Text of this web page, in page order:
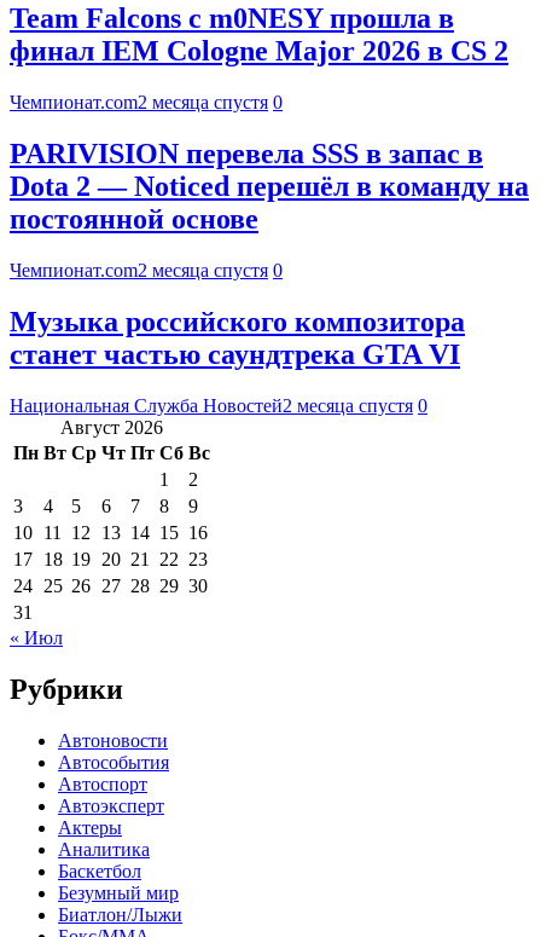
Team Falcons с m0NESY прошла в
финал IEM Cologne Major 2026 в CS 2
Чемпионат.com2 месяца спустя 0
PARIVISION перевела SSS в запас в
Dota 2 — Noticed перешёл в команду на
постоянной основе
Чемпионат.com2 месяца спустя 0
Музыка российского композитора
станет частью саундтрека GTA VI
Национальная Служба Новостей2 месяца спустя 0
Август 2026
Пн Вт Ср Чт Пт Сб Вс
1
2
3
4 5 6 7 8
9
10 11 12 13 14 15 16
17 18 19 20 21 22 23
24 25 26 27 28 29 30
31
« Июл
Рубрики
Автоновости
Автособытия
Автоспорт
Автоэксперт
Актеры
Аналитика
Баскетбол
Безумный мир
Биатлон/Лыжи